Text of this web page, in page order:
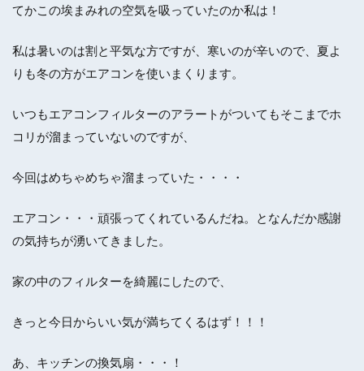
てかこの埃まみれの空気を吸っていたのか私は！
私は暑いのは割と平気な方ですが、寒いのが辛いので、夏よ
りも冬の方がエアコンを使いまくります。
いつもエアコンフィルターのアラートがついてもそこまでホ
コリが溜まっていないのですが、
今回はめちゃめちゃ溜まっていた・・・・
エアコン・・・頑張ってくれているんだね。となんだか感謝
の気持ちが湧いてきました。
家の中のフィルターを綺麗にしたので、
きっと今日からいい気が満ちてくるはず！！！
あ、キッチンの換気扇・・・！